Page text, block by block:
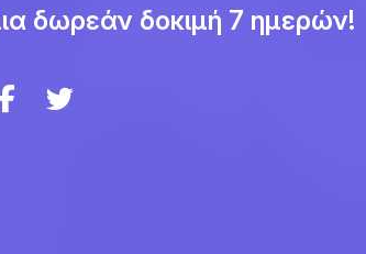
δωρεάν δοκιμή 7 ημερών!